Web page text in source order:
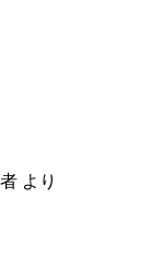
より